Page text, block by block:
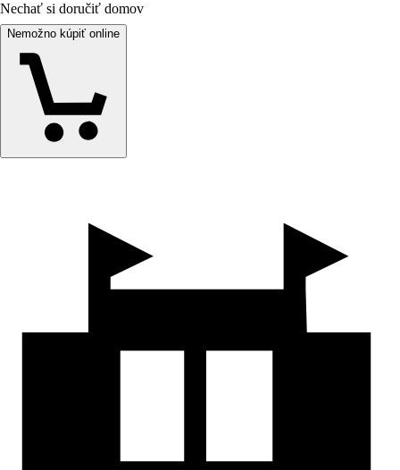
Nechať si doručiť domov
Nemožno kúpiť online